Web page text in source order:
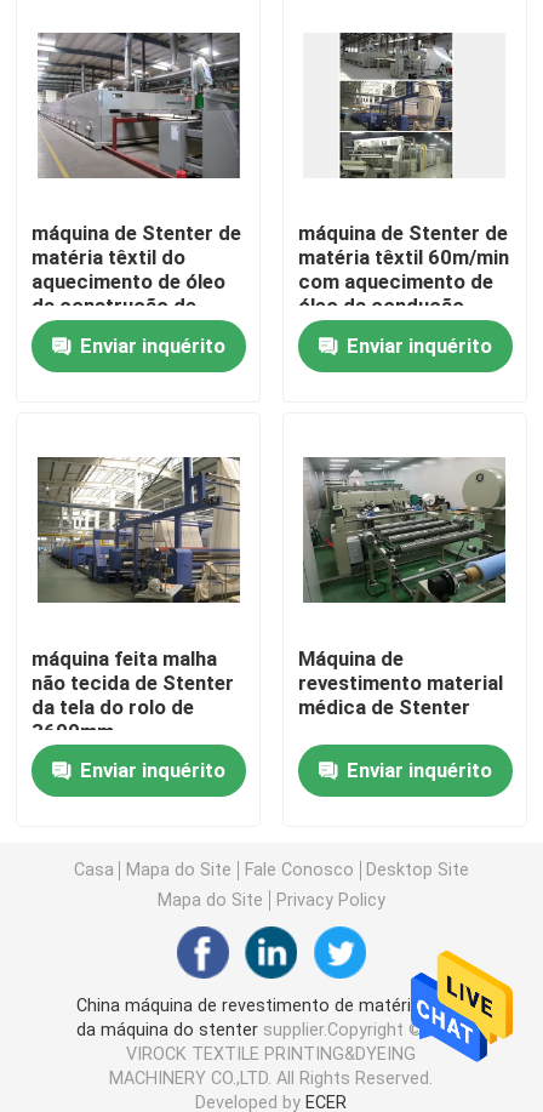
Excursão da fábrica
Controle da qualidade
Contacte-nos
notícia
máquina de revestimento do stenter
stenter do ajuste do calor
máquina do stenter de matéria têxtil
máquina do stenter da tela
Máquina de revestimento de matéria têxtil
Máquina de impressão giratória da tela
Máquina do navio do laço
Relaxe uma máquina mais seca
máquina de Stenter de
matéria têxtil do
aquecimento de óleo
da construção de
380V 220V
Enviar inquérito
máquina de Stenter de
matéria têxtil 60m/min
com aquecimento de
óleo da condução
Enviar inquérito
máquina feita malha
não tecida de Stenter
da tela do rolo de
3600mm
Enviar inquérito
Máquina de
revestimento material
médica de Stenter
Enviar inquérito
Casa Mapa do Site Fale Conosco
Desktop Site
Mapa do Site
Privacy Policy
China máquina de revestimento de matéria têxtil
da máquina do stentersupplier.Copyright © 2025
VIROCK TEXTILE PRINTING&DYEING
MACHINERY CO.,LTD. All Rights Reserved.
Developed by ECER